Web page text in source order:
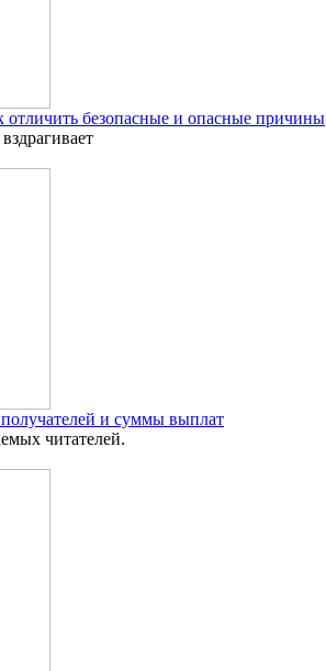
отличить безопасные и опасные причины
и суммы выплат
читателей.